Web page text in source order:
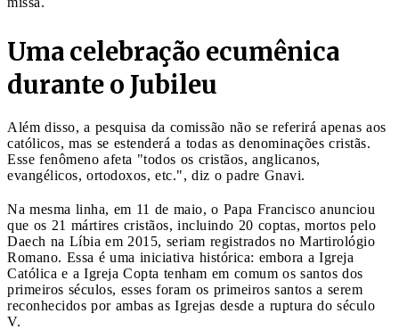
Uma celebração ecumênica
durante o Jubileu
Além disso, a pesquisa da comissão não se referirá apenas aos
católicos, mas se estenderá a todas as denominações cristãs.
Esse fenômeno afeta "todos os cristãos, anglicanos,
evangélicos, ortodoxos, etc.", diz o padre Gnavi.
Na mesma linha, em 11 de maio, o Papa Francisco anunciou
que os 21 mártires cristãos, incluindo 20 coptas, mortos pelo
Daech na Líbia em 2015, seriam registrados no Martirológio
Romano. Essa é uma iniciativa histórica: embora a Igreja
Católica e a Igreja Copta tenham em comum os santos dos
primeiros séculos, esses foram os primeiros santos a serem
reconhecidos por ambas as Igrejas desde a ruptura do século
V.